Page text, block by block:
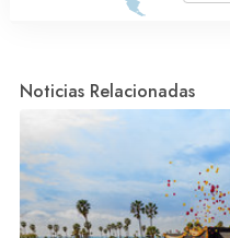
Noticias Relacionadas